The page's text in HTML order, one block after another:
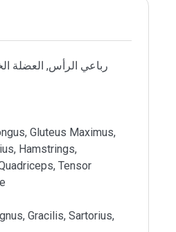
رباعي الرأس, العضلة
Gluteus Maximus,
Hamstrings,
Tensor
Gracilis, Sartorius,